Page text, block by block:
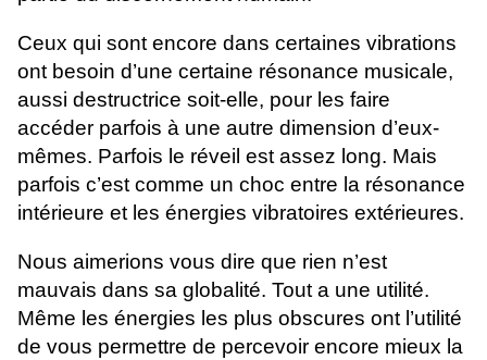
Ceux qui sont encore dans certaines vibrations
ont besoin d’une certaine résonance musicale,
aussi destructrice soit-elle, pour les faire
accéder parfois à une autre dimension d’eux-
mêmes. Parfois le réveil est assez long. Mais
parfois c’est comme un choc entre la résonance
intérieure et les énergies vibratoires extérieures.
Nous aimerions vous dire que rien n’est
mauvais dans sa globalité. Tout a une utilité.
Même les énergies les plus obscures ont l’utilité
de vous permettre de percevoir encore mieux la